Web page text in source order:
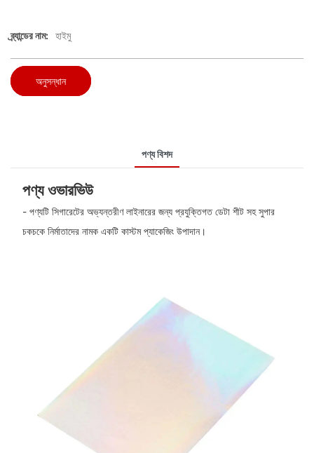
ব্র্যান্ডের নাম: হাইমু
অনুসন্ধান
পণ্য বিশদ
পণ্য ওভারভিউ
- পণ্যটি সিগারেটের অভ্যন্তরীণ লাইনারের জন্য প্রযুক্তিগত ডেটা শীট সহ সুপার
চকচকে নির্মাতাদের নামক একটি কাস্টম প্যাকেজিং উপাদান।